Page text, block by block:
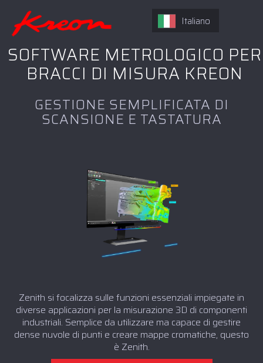
SOFTWARE METROLOGICO PER
BRACCI DI MISURA KREON
GESTIONE SEMPLIFICATA DI
SCANSIONE E TASTATURA
Zenith si focalizza sulle funzioni essenziali impiegate in
diverse applicazioni per la misurazione 3D di componenti
industriali. Semplice da utilizzare ma capace di gestire
dense nuvole di punti e creare mappe cromatiche, questo
è Zenith.
Italiano